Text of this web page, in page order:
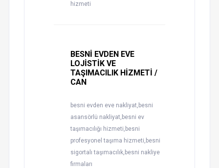
hizmeti
BESNİ EVDEN EVE
LOJİSTİK VE
TAŞIMACILIK HİZMETİ /
CAN
besni evden eve nakliyat,besni
asansörlü nakliyat,besni ev
taşımacılığı hizmeti,besni
profesyonel taşıma hizmeti,besni
sigortalı taşımacılık,besni nakliye
firmaları